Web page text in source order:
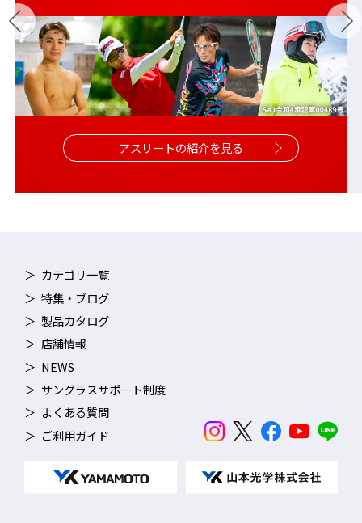
アスリートの紹介を見る
カテゴリ一覧
特集・ブログ
製品カタログ
店舗情報
NEWS
サングラスサポート制度
よくある質問
ご利用ガイド